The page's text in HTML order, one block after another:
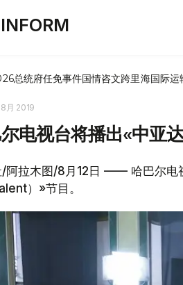
总统府任免事件国情咨文跨里海国际运
8月 2019
电视台将播出«中亚
/阿拉木图/8月12日 —— 哈巴尔电
）»节目。